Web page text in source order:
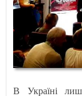
В Україні